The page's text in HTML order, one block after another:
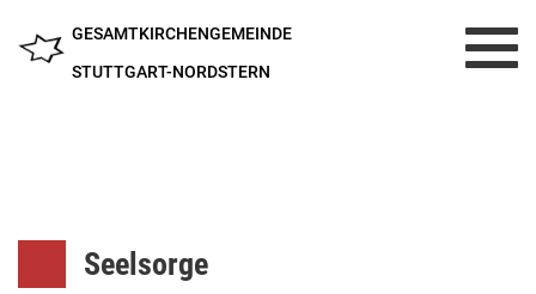
GESAMTKIRCHENGEMEINDE
STUTTGART-NORDSTERN
Seelsorge